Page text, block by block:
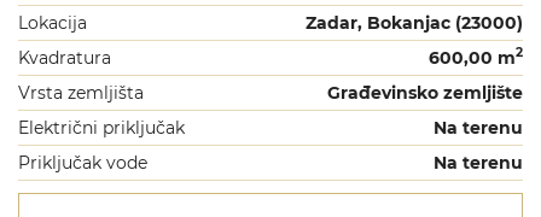
Lokacija
Zadar, Bokanjac (23000)
Kvadratura
600,00 m2
Vrsta zemljišta
Građevinsko zemljište
Električni priključak
Na terenu
Priključak vode
Na terenu